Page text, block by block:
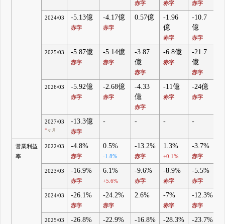
赤字 赤字 赤字
2024/03 -5.13億
赤字
-4.17億
赤字
0.57億
-1.96
億
赤字
-10.7
億
赤字
2025/03 -5.87億
赤字
-5.14億
赤字
-3.87
億
赤字
-6.8億
赤字
-21.7
億
赤字
2026/03 -5.92億
赤字
-2.68億
赤字
-4.33
億
赤字
-11億
赤字
-24億
赤字
2027/03
* ヶ月
-13.3億
赤字
- - - -
営業利益
率
2022/03 -4.8%
赤字
0.5%
-1.8%
-13.2%
赤字
1.3%
+0.1%
-3.7%
赤字
2023/03 -16.9%
赤字
6.1%
+5.6%
-9.6%
赤字
-8.9%
赤字
-5.5%
赤字
2024/03 -26.1%
赤字
-24.2%
赤字
2.6% -7%
赤字
-12.3%
赤字
2025/03 -26.8% -22.9% -16.8% -28.3% -23.7%